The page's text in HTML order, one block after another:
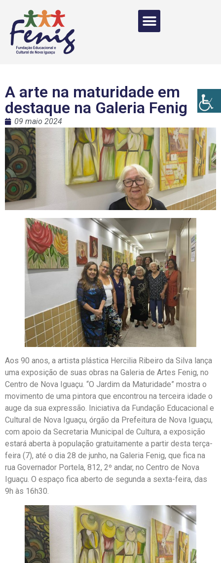
A arte na maturidade em
destaque na Galeria Fenig
09 maio 2024
Aos 90 anos, a artista plástica Hercilia Ribeiro da Silva lança
uma exposição de suas obras na Galeria de Artes Fenig, no
Centro de Nova Iguaçu. “O Jardim da Maturidade” mostra o
movimento de uma pintora que encontrou na terceira idade o
auge da sua expressão. Iniciativa da Fundação Educacional e
Cultural de Nova Iguaçu, órgão da Prefeitura de Nova Iguaçu,
com apoio da Secretaria Municipal de Cultura, a exposição
estará aberta à população gratuitamente a partir desta terça-
feira (7), até o dia 28 de junho, na Galeria Fenig, que fica na
rua Governador Portela, 812, 2º andar, no Centro de Nova
Iguaçu. O espaço fica aberto de segunda a sexta-feira, das
9h às 16h30.